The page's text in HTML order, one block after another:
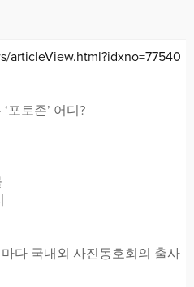
articleView.html?idxno=77540
포토존’ 어디?
다 국내외 사진동호회의 출사